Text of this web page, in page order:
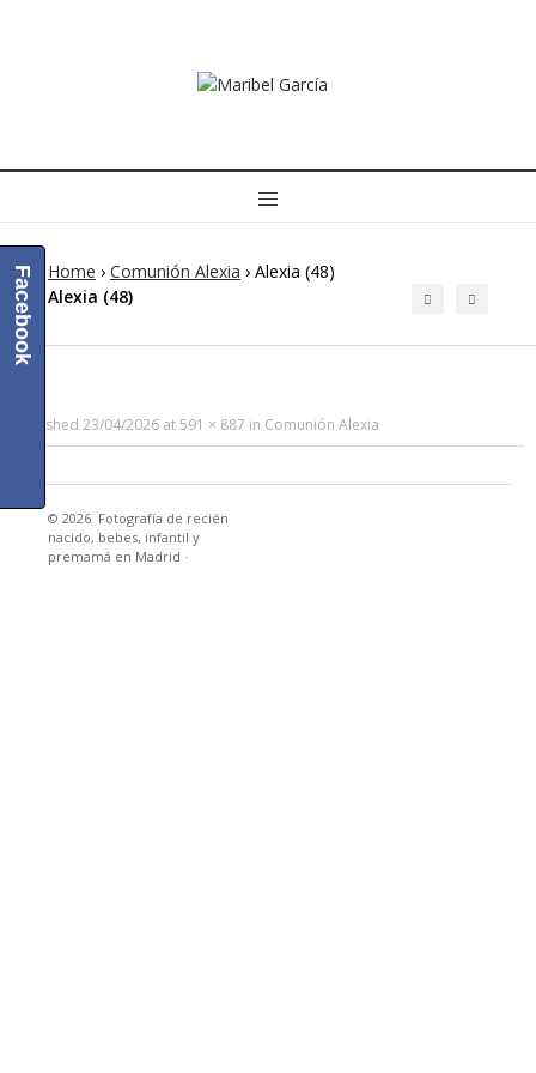
MENU
Home › Comunión Alexia › Alexia (48)
Alexia (48)
Published 23/04/2026 at591 × 887 in Comunión Alexia
© 2026 Fotografía de recién
nacido, bebes, infantil y
premamá en Madrid ·
Facebook